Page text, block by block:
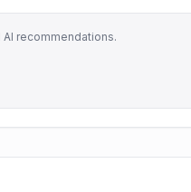
recommendations.